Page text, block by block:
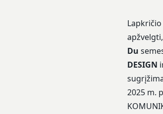
Du
DESIGN
2025 m.